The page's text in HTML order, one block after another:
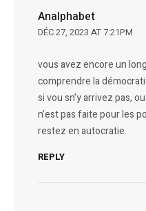
Analphabet
DÉC 27, 2023 AT 7:21PM
vous avez encore un
comprendre la
si vou sn’y arrivez pas,
n’est pas faite pour les
restez en autocratie.
REPLY